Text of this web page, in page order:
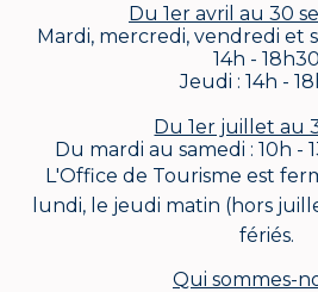
Du 1er avril au 30
Mardi, mercredi, vendredi et
14h - 18h30
Jeudi : 14h -
Du 1er juillet au
Du mardi au samedi : 10h -
L'Office de Tourisme est
lundi, le jeudi matin (hors
fériés.
Qui sommes-